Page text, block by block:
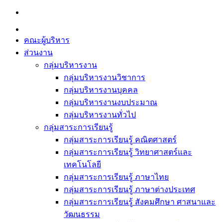
Skip
content
คณะผู้บริหาร
ส่วนงาน
กลุ่มบริหารงาน
กลุ่มบริหารงานวิชาการ
กลุ่มบริหารงานบุคคล
กลุ่มบริหารงานงบประมาณ
กลุ่มบริหารงานทั่วไป
กลุ่มสาระการเรียนรู้
กลุ่มสาระการเรียนรู้ คณิตศาสตร์
กลุ่มสาระการเรียนรู้ วิทยาศาสตร์และ
เทคโนโลยี
กลุ่มสาระการเรียนรู้ ภาษาไทย
กลุ่มสาระการเรียนรู้ ภาษาต่างประเทศ
กลุ่มสาระการเรียนรู้ สังคมศึกษา ศาสนาและ
วัฒนธรรม